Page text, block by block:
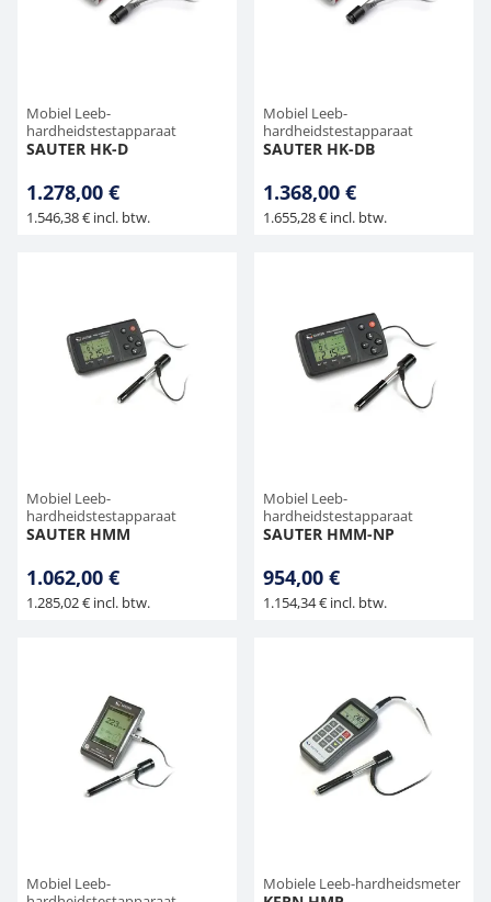
Mobiel Leeb-
hardheidstestapparaat
SAUTER HK-D
1.278,00 €
1.546,38 € incl. btw.
Mobiel Leeb-
hardheidstestapparaat
SAUTER HK-DB
1.368,00 €
1.655,28 € incl. btw.
Mobiel Leeb-
hardheidstestapparaat
SAUTER HMM
1.062,00 €
1.285,02 € incl. btw.
Mobiel Leeb-
hardheidstestapparaat
SAUTER HMM-NP
954,00 €
1.154,34 € incl. btw.
Mobiel Leeb-
Mobiele Leeb-hardheidsmeter
Bankweegschaal
Microscoop camera's
Accessoires